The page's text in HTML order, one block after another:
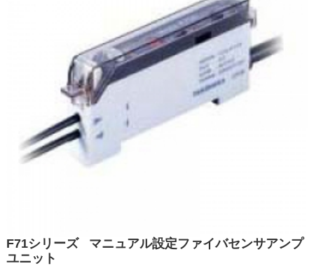
F71シリーズ マニュアル設定ファイバセンサアンプ
ユニット